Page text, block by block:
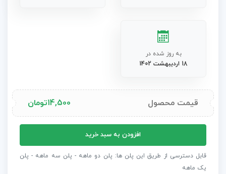
به روز شده در
18 اردیبهشت 1402
قیمت محصول 14,500تومان
اوپنر
دیوار
افزودن به سبد خرید
قابل دسترسی از طریق این پلن ها: پلن دو ماهه - پلن سه ماهه - پلن
یک ماهه